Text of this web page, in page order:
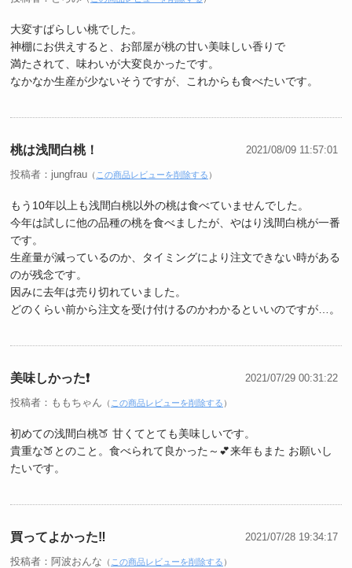
大変すばらしい桃でした。
神棚にお供えすると、お部屋が桃の甘い美味しい香りで
満たされて、味わいが大変良かったです。
なかなか生産が少ないそうですが、これからも食べたいです。
桃は浅間白桃！ 2021/08/09 11:57:01
投稿者：jungfrau （ この商品レビューを削除する ）
もう10年以上も浅間白桃以外の桃は食べていませんでした。
今年は試しに他の品種の桃を食べましたが、やはり浅間白桃が一番
です。
生産量が減っているのか、タイミングにより注文できない時がある
のが残念です。
因みに去年は売り切れていました。
どのくらい前から注文を受け付けるのかわかるといいのですが…。
美味しかった❗ 2021/07/29 00:31:22
投稿者：ももちゃん （ この商品レビューを削除する ）
初めての浅間白桃🍑 甘くてとても美味しいです。
貴重な🍑とのこと。食べられて良かった～💕来年もまた お願いし
たいです。
買ってよかった‼︎ 2021/07/28 19:34:17
投稿者：阿波おんな （ この商品レビューを削除する ）